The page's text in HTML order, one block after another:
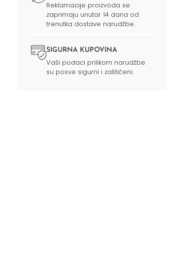
Reklamacije proizvoda se
zaprimaju unutar 14 dana od
trenutka dostave narudžbe.
SIGURNA KUPOVINA
Vaši podaci prilikom narudžbe
su posve sigurni i zaštićeni.